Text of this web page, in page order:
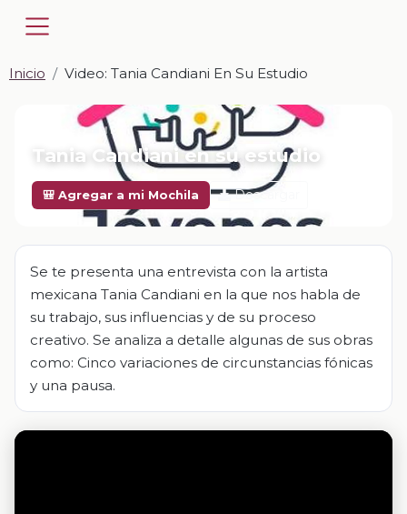
Inicio Video: Tania Candiani En Su Estudio
📎 VIDEO · MP4
Tania Candiani en su estudio
🎒 Agregar a mi Mochila Descargar
Se te presenta una entrevista con la artista
mexicana Tania Candiani en la que nos habla de
su trabajo, sus influencias y de su proceso
creativo. Se analiza a detalle algunas de sus obras
como: Cinco variaciones de circunstancias fónicas
y una pausa.